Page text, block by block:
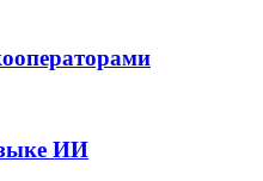
ИИ